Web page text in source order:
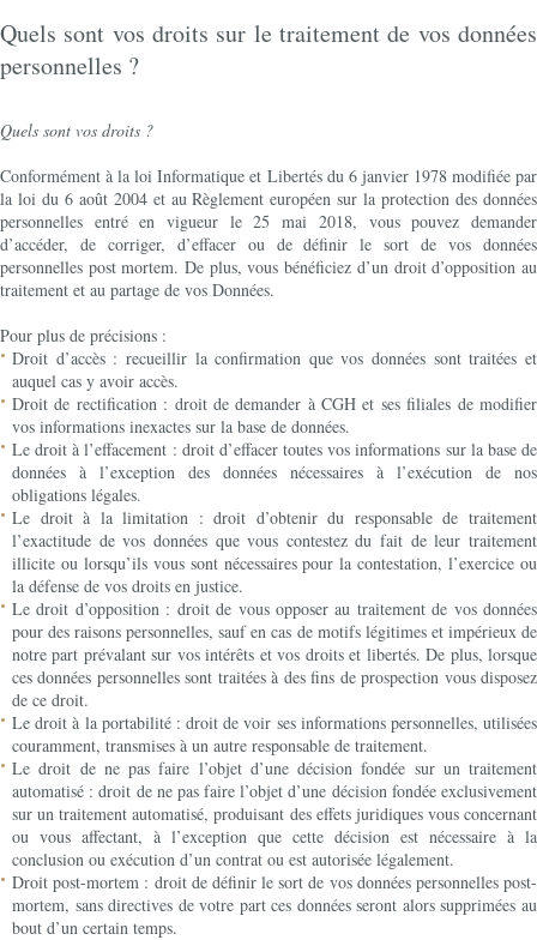
Quels sont vos droits sur le traitement de vos données
personnelles ?
Quels sont vos droits ?
Conformément à la loi Informatique et Libertés du 6 janvier 1978 modifiée par
la loi du 6 août 2004 et au Règlement européen sur la protection des données
personnelles entré en vigueur le 25 mai 2018, vous pouvez demander
d’accéder, de corriger, d’effacer ou de définir le sort de vos données
personnelles post mortem. De plus, vous bénéficiez d’un droit d’opposition au
traitement et au partage de vos Données.
Pour plus de précisions :
Droit d’accès : recueillir la confirmation que vos données sont traitées et
auquel cas y avoir accès.
Droit de rectification : droit de demander à CGH et ses filiales de modifier
vos informations inexactes sur la base de données.
Le droit à l’effacement : droit d’effacer toutes vos informations sur la base de
données à l’exception des données nécessaires à l’exécution de nos
obligations légales.
Le droit à la limitation : droit d’obtenir du responsable de traitement
l’exactitude de vos données que vous contestez du fait de leur traitement
illicite ou lorsqu’ils vous sont nécessaires pour la contestation, l’exercice ou
la défense de vos droits en justice.
Le droit d’opposition : droit de vous opposer au traitement de vos données
pour des raisons personnelles, sauf en cas de motifs légitimes et impérieux de
notre part prévalant sur vos intérêts et vos droits et libertés. De plus, lorsque
ces données personnelles sont traitées à des fins de prospection vous disposez
de ce droit.
Le droit à la portabilité : droit de voir ses informations personnelles, utilisées
couramment, transmises à un autre responsable de traitement.
Le droit de ne pas faire l’objet d’une décision fondée sur un traitement
automatisé : droit de ne pas faire l’objet d’une décision fondée exclusivement
sur un traitement automatisé, produisant des effets juridiques vous concernant
ou vous affectant, à l’exception que cette décision est nécessaire à la
conclusion ou exécution d’un contrat ou est autorisée légalement.
Droit post-mortem : droit de définir le sort de vos données personnelles post-
mortem, sans directives de votre part ces données seront alors supprimées au
bout d’un certain temps.